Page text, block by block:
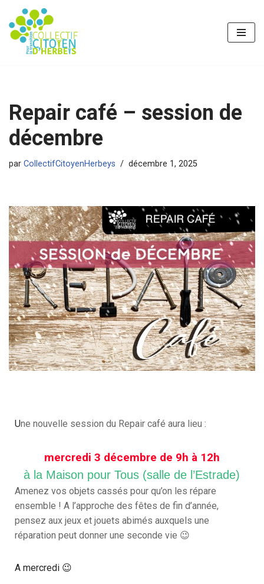
Aller
Repair café – session de
décembre
par CollectifCitoyenHerbeys décembre 1, 2025
Une nouvelle session du Repair café aura lieu :
mercredi 3 décembre de 9h à 12h
à la Maison pour Tous (salle de l’Estrade)
Amenez vos objets cassés pour qu’on les répare
ensemble ! A l’approche des fêtes de fin d’année,
pensez aux jeux et jouets abimés auxquels une
réparation peut donner une seconde vie 😉
A mercredi 😉